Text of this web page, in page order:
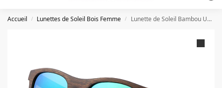
Accueil / Lunettes de Soleil Bois Femme / Lunette de Soleil Bambou UV400 – Polaris